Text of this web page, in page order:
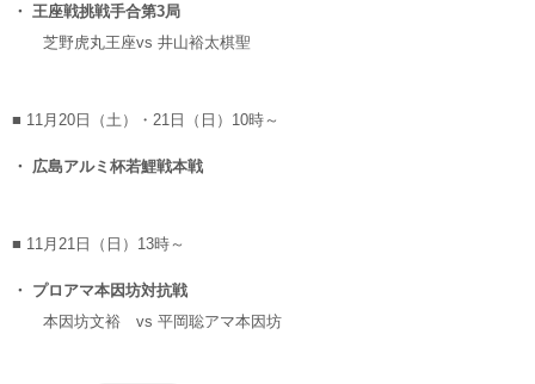
・ 王座戦挑戦手合第3局
芝野虎丸王座vs 井山裕太棋聖
■ 11月20日（土）・21日（日）10時～
・ 広島アルミ杯若鯉戦本戦
■ 11月21日（日）13時～
・ プロアマ本因坊対抗戦
本因坊文裕
vs 平岡聡アマ本因坊